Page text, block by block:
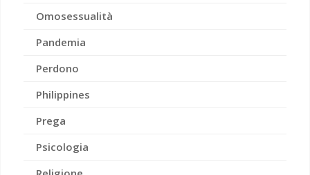
Omosessualità
Pandemia
Perdono
Philippines
Prega
Psicologia